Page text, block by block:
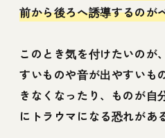
前から後ろへ誘導するのが
このとき気を付けたいのが
すいものや音が出やすいも
きなくなったり、ものが自
にトラウマになる恐れがあ